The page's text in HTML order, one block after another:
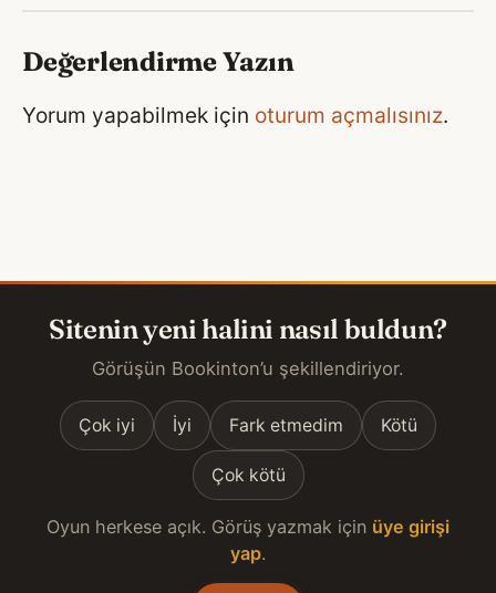
Değerlendirme Yazın
Yorum yapabilmek için oturum açmalısınız.
Sitenin yeni halini nasıl buldun?
Görüşün Bookinton’u şekillendiriyor.
Çok iyi İyi Fark etmedim Kötü
Çok kötü
Oyun herkese açık. Görüş yazmak için üye girişi
yap.